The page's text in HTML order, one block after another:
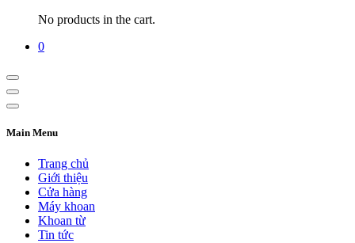
No products in the cart.
0
Main Menu
Trang chủ
Giới thiệu
Cửa hàng
Máy khoan
Khoan từ
Tin tức